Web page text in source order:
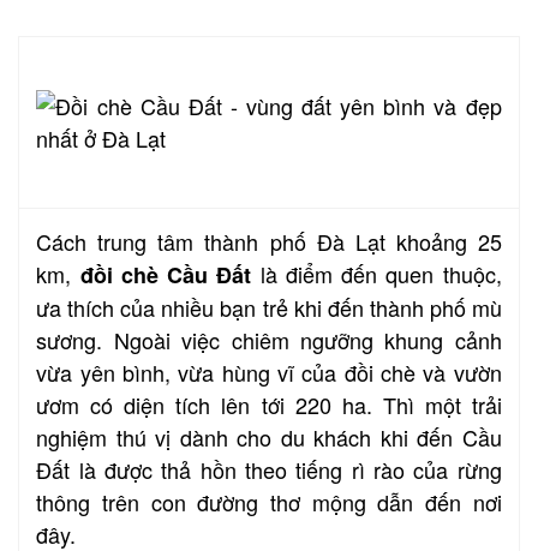
Cách trung tâm thành phố Đà Lạt khoảng 25
km, đồi chè Cầu Đất là điểm đến quen thuộc,
ưa thích của nhiều bạn trẻ khi đến thành phố mù
sương. Ngoài việc chiêm ngưỡng khung cảnh
vừa yên bình, vừa hùng vĩ của đồi chè và vườn
ươm có diện tích lên tới 220 ha. Thì một trải
nghiệm thú vị dành cho du khách khi đến Cầu
Đất là được thả hồn theo tiếng rì rào của rừng
thông trên con đường thơ mộng dẫn đến nơi
đây.